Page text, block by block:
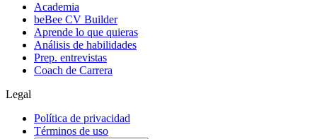
Academia
beBee CV Builder
Aprende lo que quieras
Análisis de habilidades
Prep. entrevistas
Coach de Carrera
Legal
Política de privacidad
Términos de uso